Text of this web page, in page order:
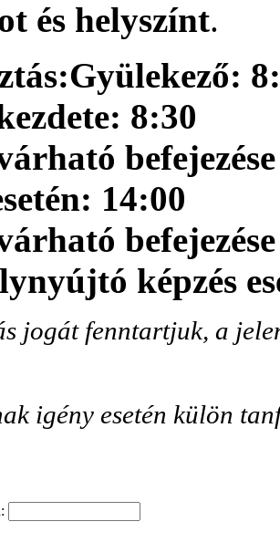
és helyszínt.
Gyülekező:
8:30
14:00
képzés
jogát fenntartjuk, a
igény esetén külön